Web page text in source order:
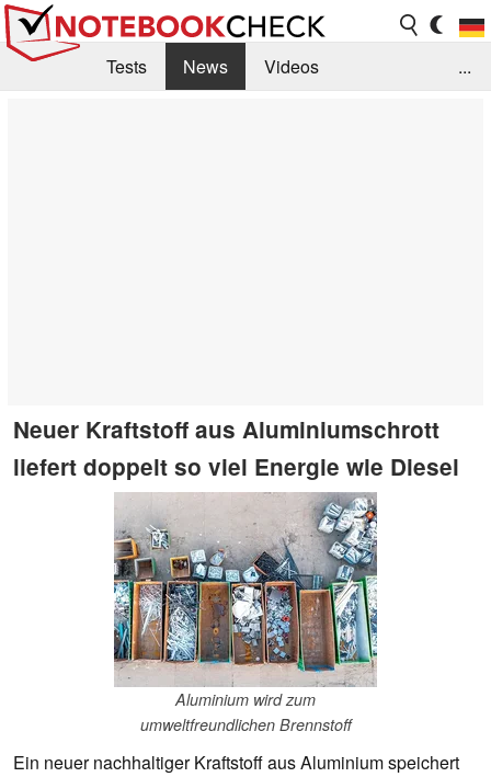
Tests News
Videos
...
Neuer Kraftstoff aus Aluminiumschrott
liefert doppelt so viel Energie wie Diesel
Aluminium wird zum
umweltfreundlichen Brennstoff
Ein neuer nachhaltiger Kraftstoff aus Aluminium speichert